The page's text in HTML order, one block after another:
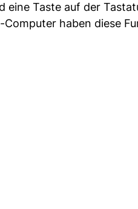
eine Taste auf der
haben diese